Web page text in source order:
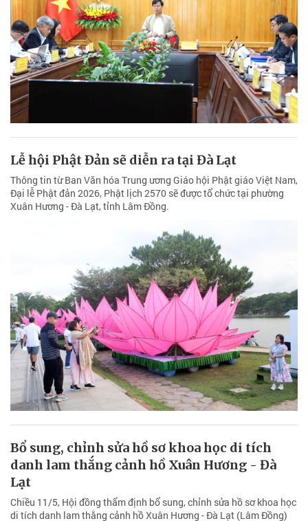
Lễ hội Phật Đản sẽ diễn ra tại Đà Lạt
Thông tin từ Ban Văn hóa Trung ương Giáo hội Phật giáo Việt Nam,
Đại lễ Phật đản 2026, Phật lịch 2570 sẽ được tổ chức tại phường
Xuân Hương - Đà Lạt, tỉnh Lâm Đồng.
Bổ sung, chỉnh sửa hồ sơ khoa học di tích
danh lam thắng cảnh hồ Xuân Hương - Đà
Lạt
Chiều 11/5, Hội đồng thẩm định bổ sung, chỉnh sửa hồ sơ khoa học
di tích danh lam thắng cảnh hồ Xuân Hương - Đà Lạt (Lâm Đồng)